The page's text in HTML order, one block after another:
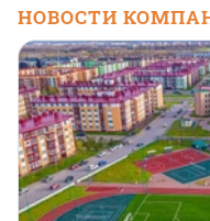
НОВОСТИ